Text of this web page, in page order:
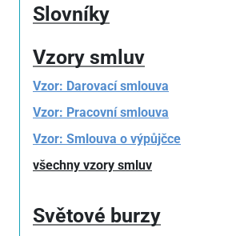
Slovníky
Vzory smluv
Vzor: Darovací smlouva
Vzor: Pracovní smlouva
Vzor: Smlouva o výpůjčce
všechny vzory smluv
Světové burzy